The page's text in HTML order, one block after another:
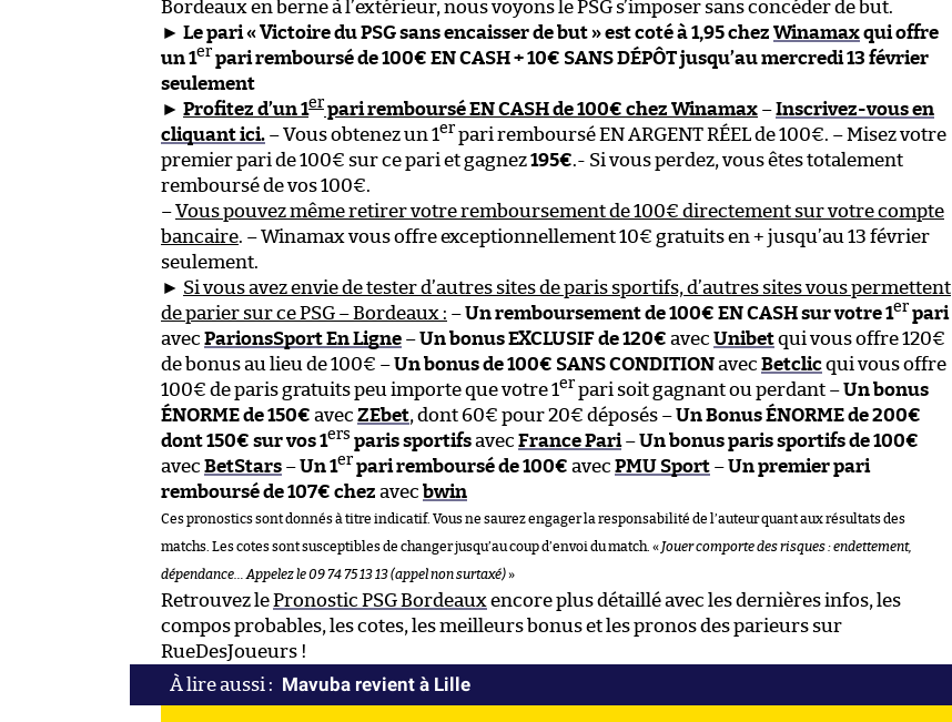
Bordeaux en berne à l’extérieur, nous voyons le PSG s’imposer sans concéder de but.
► Le pari « Victoire du PSG sans encaisser de but » est coté à 1,95 chez Winamaxqui offre
un 1er pari remboursé de 100€ EN CASH + 10€ SANS DÉPÔT jusqu’au mercredi 13 février
seulement
► Profitez d’un 1er pari remboursé EN CASH de 100€ chez Winamax –Inscrivez-vous en
cliquant ici. – Vous obtenez un 1er pari remboursé EN ARGENT RÉEL de 100€. – Misez votre
premier pari de 100€ sur ce pari et gagnez195€.- Si vous perdez, vous êtes totalement
remboursé de vos 100€.
–Vous pouvez même retirer votre remboursement de 100€ directement sur votre compte
bancaire. – Winamax vous offre exceptionnellement 10€ gratuits en + jusqu’au 13 février
seulement.
► Si vous avez envie de tester d’autres sites de paris sportifs, d’autres sites vous permettent
de parier sur ce PSG – Bordeaux : –Un remboursement de 100€ EN CASH sur votre 1er pari
avec ParionsSport En Ligne –Un bonus EXCLUSIF de 120€ avec Unibetqui vous offre 120€
de bonus au lieu de 100€ –Un bonus de 100€ SANS CONDITIONavec Betclicqui vous offre
100€ de paris gratuits peu importe que votre 1er pari soit gagnant ou perdant –Un bonus
ÉNORME de 150€ avec ZEbet, dont 60€ pour 20€ déposés –Un Bonus ÉNORME de 200€
dont 150€ sur vos 1ers paris sportifsavec France Pari–Un bonus paris sportifs de 100€
avec BetStars –Un 1er pari remboursé de 100€ avec PMU Sport –Un premier pari
remboursé de 107€ chez avec bwin
Ces pronostics sont donnés à titre indicatif. Vous ne saurez engager la responsabilité de l’auteur quant aux résultats des
matchs. Les cotes sont susceptibles de changer jusqu’au coup d’envoi du match. « Jouer comporte des risques : endettement,
dépendance… Appelez le 09 74 75 13 13 (appel non surtaxé)»
Retrouvez lePronostic PSG Bordeaux encore plus détaillé avec les dernières infos, les
compos probables, les cotes, les meilleurs bonus et les pronos des parieurs sur
RueDesJoueurs !
Mavuba revient à Lille